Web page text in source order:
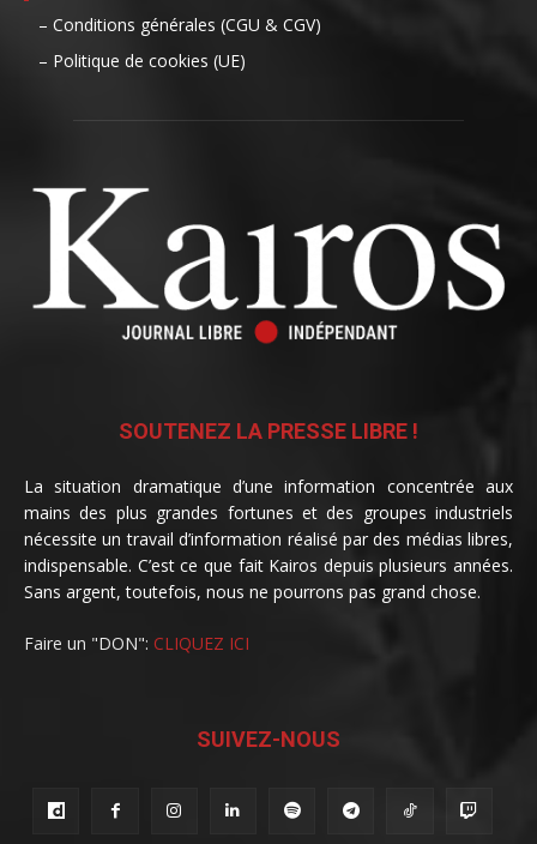
– Conditions générales (CGU & CGV)
– Politique de cookies (UE)
SOUTENEZ LA PRESSE LIBRE !
La situation dramatique d’une information concentrée aux
mains des plus grandes fortunes et des groupes industriels
nécessite un travail d’information réalisé par des médias libres,
indispensable. C’est ce que fait Kairos depuis plusieurs années.
Sans argent, toutefois, nous ne pourrons pas grand chose.
Faire un "DON": CLIQUEZ ICI
SUIVEZ-NOUS